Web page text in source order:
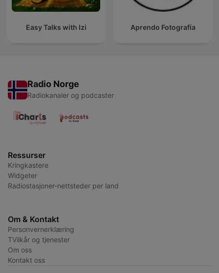
Easy Talks with Izi Aprendo Fotografía
Radio Norge
Radiokanaler og podcaster
Ressurser
Kringkastere
Widgeter
Radiostasjoner-nettsteder per land
Om & Kontakt
Personvernerklæring
TVilkår og tjenester
Om oss
Kontakt oss